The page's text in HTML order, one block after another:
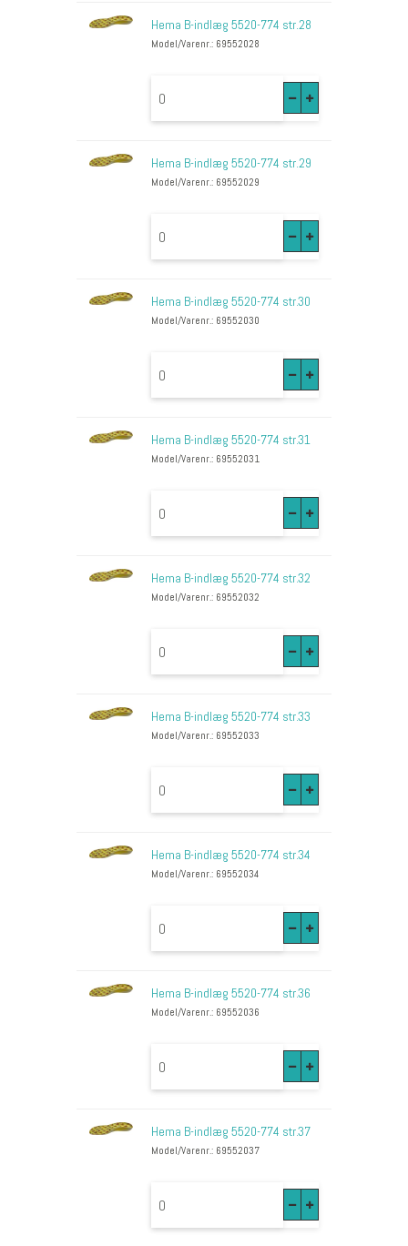
Hema B-indlæg 5520-774 str.28
Model/Varenr.: 69552028
Hema B-indlæg 5520-774 str.29
Model/Varenr.: 69552029
Hema B-indlæg 5520-774 str.30
Model/Varenr.: 69552030
Hema B-indlæg 5520-774 str.31
Model/Varenr.: 69552031
Hema B-indlæg 5520-774 str.32
Model/Varenr.: 69552032
Hema B-indlæg 5520-774 str.33
Model/Varenr.: 69552033
Hema B-indlæg 5520-774 str.34
Model/Varenr.: 69552034
Hema B-indlæg 5520-774 str.36
Model/Varenr.: 69552036
Hema B-indlæg 5520-774 str.37
Model/Varenr.: 69552037